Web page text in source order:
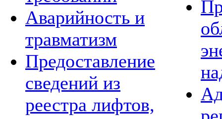
Аварийность и
травматизм
Предоставление
сведений из
реестра лифтов,